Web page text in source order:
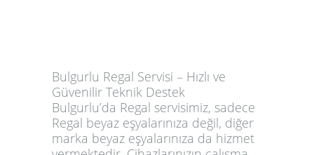
Bulgurlu Regal Servisi – Hızlı ve
Güvenilir Teknik Destek
Bulgurlu’da Regal servisimiz, sadece
Regal beyaz eşyalarınıza değil, diğer
marka beyaz eşyalarınıza da hizmet